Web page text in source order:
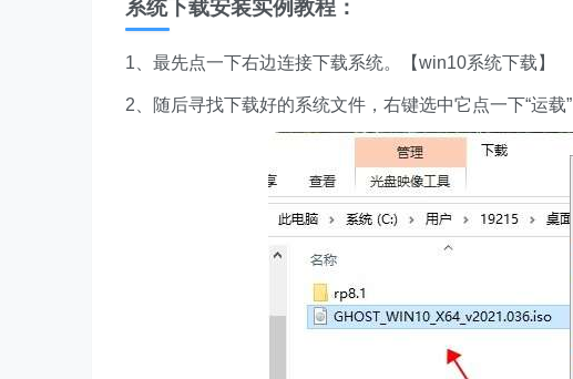
系统下载安装实例教程：
1、最先点一下右边连接下载系统。【win10系统下载】
2、随后寻找下载好的系统文件，右键选中它点一下“运载”